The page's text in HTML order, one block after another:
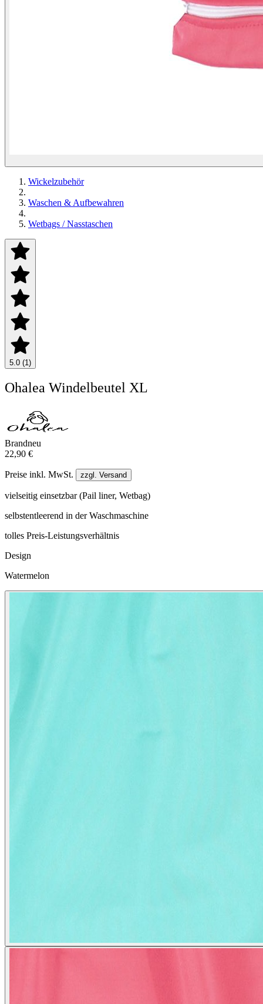
Wickelzubehör
Waschen & Aufbewahren
Wetbags / Nasstaschen
5.0 (1)
Ohalea Windelbeutel XL
Brandneu
22,90 €
Preise inkl. MwSt. zzgl. Versand
vielseitig einsetzbar (Pail liner, Wetbag)
selbstentleerend in der Waschmaschine
tolles Preis-Leistungsverhältnis
Design
Watermelon